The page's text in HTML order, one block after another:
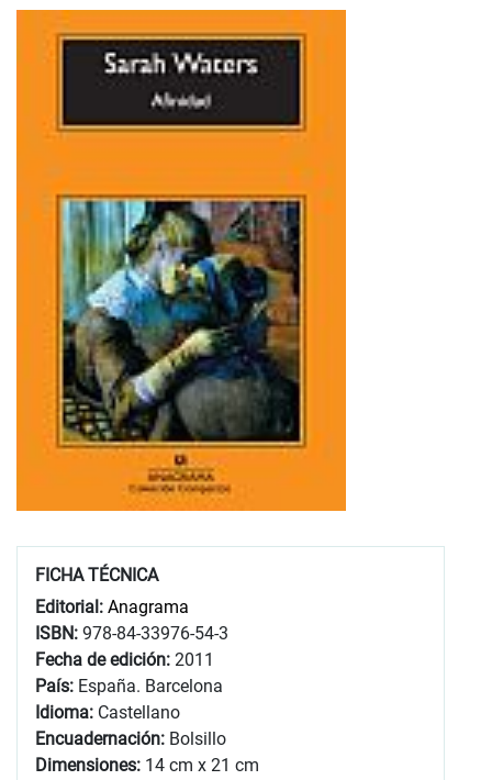
FICHA TÉCNICA
Editorial: Anagrama
ISBN: 978-84-33976-54-3
Fecha de edición: 2011
País: España. Barcelona
Idioma: Castellano
Encuadernación: Bolsillo
Dimensiones: 14 cm x 21 cm